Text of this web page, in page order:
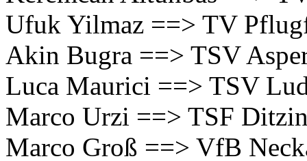
Ufuk Yilmaz ==> TV
Akin Bugra ==> TSV
Luca Maurici ==> TSV
Marco Urzi ==> TSF
Marco Groß ==> VfB